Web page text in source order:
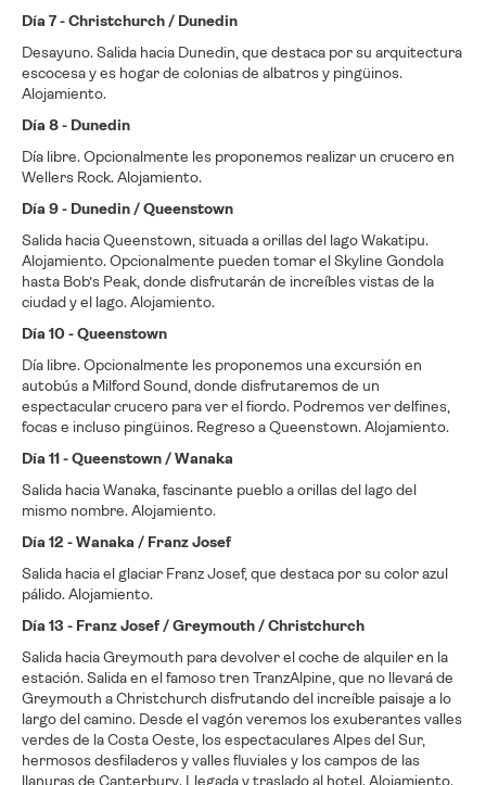
Día 7 - Christchurch / Dunedin
Desayuno. Salida hacia Dunedin, que destaca por su arquitectura
escocesa y es hogar de colonias de albatros y pingüinos.
Alojamiento.
Día 8 - Dunedin
Día libre. Opcionalmente les proponemos realizar un crucero en
Wellers Rock. Alojamiento.
Día 9 - Dunedin / Queenstown
Salida hacia Queenstown, situada a orillas del lago Wakatipu.
Alojamiento. Opcionalmente pueden tomar el Skyline Gondola
hasta Bob’s Peak, donde disfrutarán de increíbles vistas de la
ciudad y el lago. Alojamiento.
Día 10 - Queenstown
Día libre. Opcionalmente les proponemos una excursión en
autobús a Milford Sound, donde disfrutaremos de un
espectacular crucero para ver el fiordo. Podremos ver delfines,
focas e incluso pingüinos. Regreso a Queenstown. Alojamiento.
Día 11 - Queenstown / Wanaka
Salida hacia Wanaka, fascinante pueblo a orillas del lago del
mismo nombre. Alojamiento.
Día 12 - Wanaka / Franz Josef
Salida hacia el glaciar Franz Josef, que destaca por su color azul
pálido. Alojamiento.
Día 13 - Franz Josef / Greymouth / Christchurch
Salida hacia Greymouth para devolver el coche de alquiler en la
estación. Salida en el famoso tren TranzAlpine, que no llevará de
Greymouth a Christchurch disfrutando del increíble paisaje a lo
largo del camino. Desde el vagón veremos los exuberantes valles
verdes de la Costa Oeste, los espectaculares Alpes del Sur,
hermosos desfiladeros y valles fluviales y los campos de las
llanuras de Canterbury. Llegada y traslado al hotel. Alojamiento.